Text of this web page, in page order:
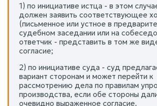
1) по инициативе истца - в этом
должен заявить соответствующее
(письменное или устное в
судебном заседании или на
ответчик - представить в том же
согласие;
2) по инициативе суда - суд
вариант сторонам и может перейти к
рассмотрению дела по правилам
производства, если обе стороны
очевидно выраженное согласие.